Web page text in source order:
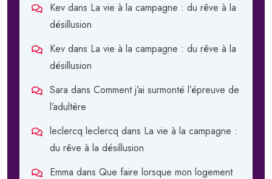
Kev dans La vie à la campagne : du rêve à la
désillusion
Kev dans La vie à la campagne : du rêve à la
désillusion
Sara dans Comment j’ai surmonté l’épreuve de
l’adultère
leclercq leclercq dans La vie à la campagne :
du rêve à la désillusion
Emma dans Que faire lorsque mon logement